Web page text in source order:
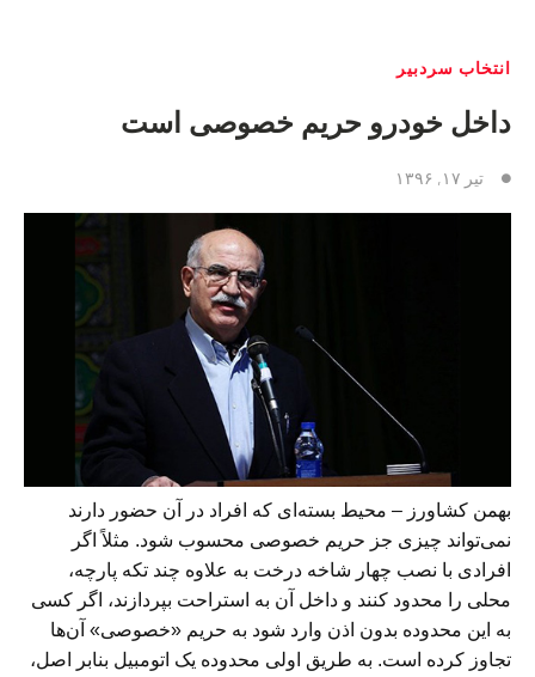
انتخاب سردبیر
داخل خودرو حریم خصوصی است
تیر ۱۷, ۱۳۹۶
بهمن کشاورز – محیط بسته‌ای که افراد در آن حضور دارند
نمی‌تواند چیزی جز حریم خصوصی محسوب شود. مثلاً اگر
افرادی با نصب چهار شاخه درخت به علاوه چند تکه پارچه،
محلی را محدود کنند و داخل آن به استراحت بپردازند، اگر کسی
به این محدوده بدون اذن وارد شود به حریم «خصوصی» آن‌ها
تجاوز کرده است. به طریق اولی محدوده یک اتومبیل بنابر اصل،